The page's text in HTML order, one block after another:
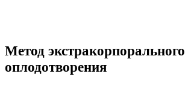
Метод экстракорпорального
оплодотворения